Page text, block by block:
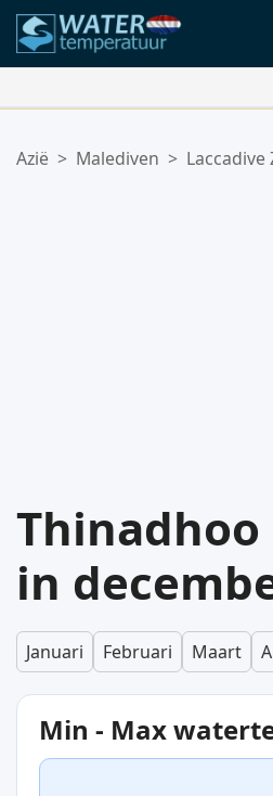
Uw favorietenlijst is leeg.
Azië > Malediven > Laccadive
in
Januari Februari Maart
Min - Max